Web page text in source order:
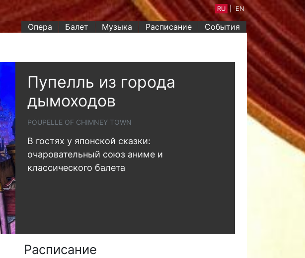
Опера Балет Музыка Расписание События
RU EN
Пупелль из города
дымоходов
POUPELLE OF CHIMNEY TOWN
В гостях у японской сказки:
очаровательный союз аниме и
классического балета
Расписание